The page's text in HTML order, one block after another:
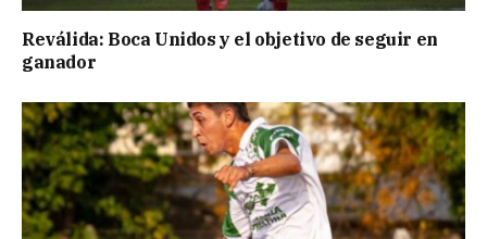
Reválida: Boca Unidos y el objetivo de seguir en
ganador